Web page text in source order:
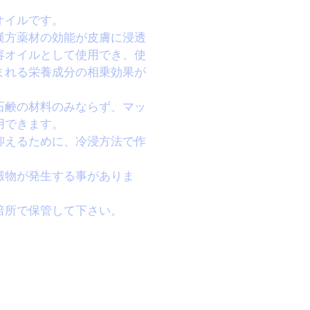
ルです。
薬材の効能が皮膚に浸透
イルとして使用でき、使
る栄養成分の相乗効果が
の材料のみならず、マッ
きます。
るために、冷浸方法で作
が発生する事がありま
で保管して下さい。